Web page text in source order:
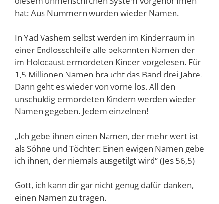
hat: Aus Nummern wurden wieder Namen.
In Yad Vashem selbst werden im Kinderraum in
einer Endlosschleife alle bekannten Namen der
im Holocaust ermordeten Kinder vorgelesen. Für
1,5 Millionen Namen braucht das Band drei Jahre.
Dann geht es wieder von vorne los. All den
unschuldig ermordeten Kindern werden wieder
Namen gegeben. Jedem einzelnen!
„Ich gebe ihnen einen Namen, der mehr wert ist
als Söhne und Töchter: Einen ewigen Namen gebe
ich ihnen, der niemals ausgetilgt wird“ (Jes 56,5)
Gott, ich kann dir gar nicht genug dafür danken,
einen Namen zu tragen.